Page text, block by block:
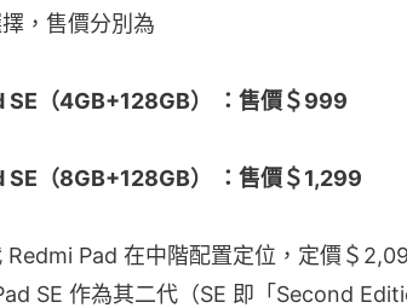
，售價分別為
SE（4GB+128GB） ：售價＄999
SE（8GB+128GB） ：售價＄1,299
Redmi Pad 在中階配置定位，定價＄
SE 作為其二代（SE 即「Second